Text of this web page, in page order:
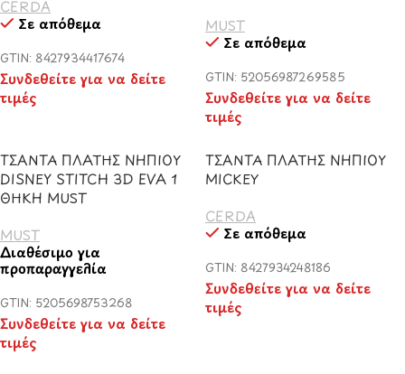
CERDA
Σε απόθεμα
GTIN: 8427934417674
Συνδεθείτε για να δείτε
τιμές
MUST
Σε απόθεμα
GTIN: 52056987269585
Συνδεθείτε για να δείτε
τιμές
ΤΣΑΝΤΑ ΠΛΑΤΗΣ ΝΗΠΙΟΥ
DISNEY STITCH 3D EVA 1
ΘΗΚΗ MUST
MUST
Διαθέσιμο για
προπαραγγελία
GTIN: 5205698753268
Συνδεθείτε για να δείτε
τιμές
ΤΣΑΝΤΑ ΠΛΑΤΗΣ ΝΗΠΙΟΥ
MICKEY
CERDA
Σε απόθεμα
GTIN: 8427934248186
Συνδεθείτε για να δείτε
τιμές